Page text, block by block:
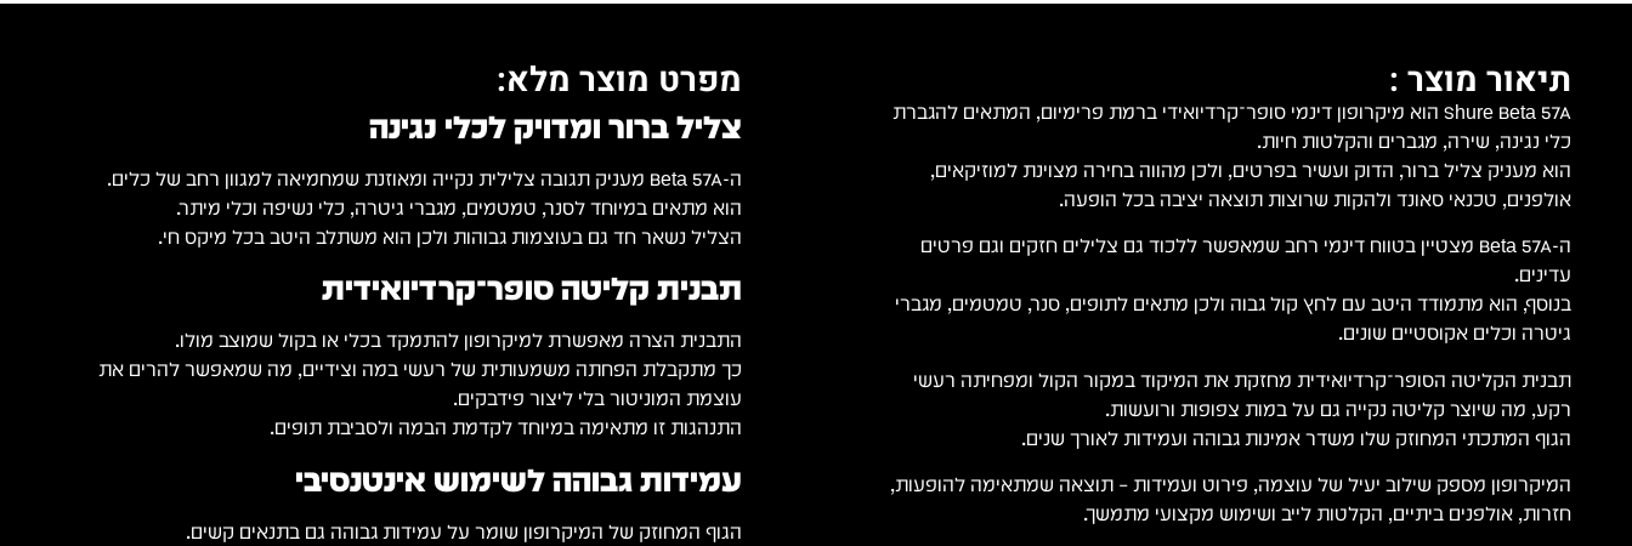
תיאור מוצר :
Shure Beta 57A הוא מיקרופון דינמי סופר־קרדיואידי ברמת פרימיום, המתאים להגברת
כלי נגינה, שירה, מגברים והקלטות חיות.
הוא מעניק צליל ברור, הדוק ועשיר בפרטים, ולכן מהווה בחירה מצוינת למוזיקאים,
אולפנים, טכנאי סאונד ולהקות שרוצות תוצאה יציבה בכל הופעה.
ה-Beta 57A מצטיין בטווח דינמי רחב שמאפשר ללכוד גם צלילים חזקים וגם פרטים
עדינים.
בנוסף, הוא מתמודד היטב עם לחץ קול גבוה ולכן מתאים לתופים, סנר, טמטמים, מגברי
גיטרה וכלים אקוסטיים שונים.
תבנית הקליטה הסופר־קרדיואידית מחזקת את המיקוד במקור הקול ומפחיתה רעשי
רקע, מה שיוצר קליטה נקייה גם על במות צפופות ורועשות.
הגוף המתכתי המחוזק שלו משדר אמינות גבוהה ועמידות לאורך שנים.
המיקרופון מספק שילוב יעיל של עוצמה, פירוט ועמידות – תוצאה שמתאימה להופעות,
חזרות, אולפנים ביתיים, הקלטות לייב ושימוש מקצועי מתמשך.
מפרט מוצר מלא:
צליל ברור ומדויק לכלי נגינה
ה-Beta 57A מעניק תגובה צלילית נקייה ומאוזנת שמחמיאה למגוון רחב של כלים.
הוא מתאים במיוחד לסנר, טמטמים, מגברי גיטרה, כלי נשיפה וכלי מיתר.
הצליל נשאר חד גם בעוצמות גבוהות ולכן הוא משתלב היטב בכל מיקס חי.
תבנית קליטה סופר־קרדיואידית
התבנית הצרה מאפשרת למיקרופון להתמקד בכלי או בקול שמוצב מולו.
כך מתקבלת הפחתה משמעותית של רעשי במה וצידיים, מה שמאפשר להרים את
עוצמת המוניטור בלי ליצור פידבקים.
התנהגות זו מתאימה במיוחד לקדמת הבמה ולסביבת תופים.
עמידות גבוהה לשימוש אינטנסיבי
הגוף המחוזק של המיקרופון שומר על עמידות גבוהה גם בתנאים קשים.